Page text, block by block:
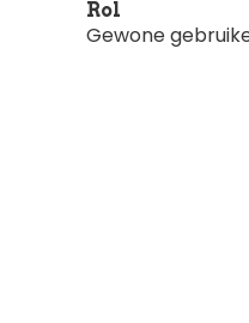
Rol
Gewone